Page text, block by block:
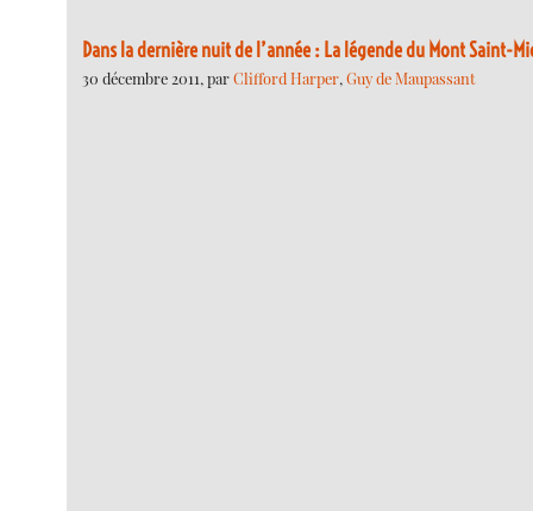
Dans la dernière nuit de l’année : La légende du Mont Saint-
30 décembre 2011, parClifford Harper,Guy de Maupassant